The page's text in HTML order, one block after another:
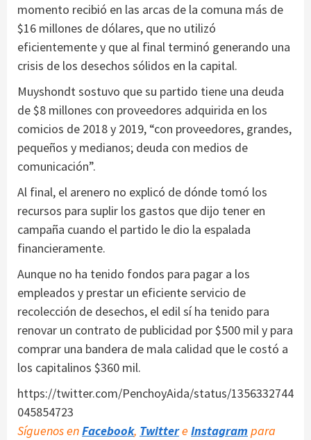
momento recibió en las arcas de la comuna más de
$16 millones de dólares, que no utilizó
eficientemente y que al final terminó generando una
crisis de los desechos sólidos en la capital.
Muyshondt sostuvo que su partido tiene una deuda
de $8 millones con proveedores adquirida en los
comicios de 2018 y 2019, “con proveedores, grandes,
pequeños y medianos; deuda con medios de
comunicación”.
Al final, el arenero no explicó de dónde tomó los
recursos para suplir los gastos que dijo tener en
campaña cuando el partido le dio la espalada
financieramente.
Aunque no ha tenido fondos para pagar a los
empleados y prestar un eficiente servicio de
recolección de desechos, el edil sí ha tenido para
renovar un contrato de publicidad por $500 mil y para
comprar una bandera de mala calidad que le costó a
los capitalinos $360 mil.
https://twitter.com/PenchoyAida/status/1356332744
045854723
Síguenos enFacebook, Twittere Instagram para